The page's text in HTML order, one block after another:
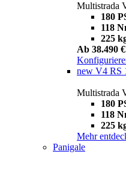
Multistrada
180
118
225
Ab 38.490 €
new V4 RS
Multistrada
180
118
225
Mehr
Panigale